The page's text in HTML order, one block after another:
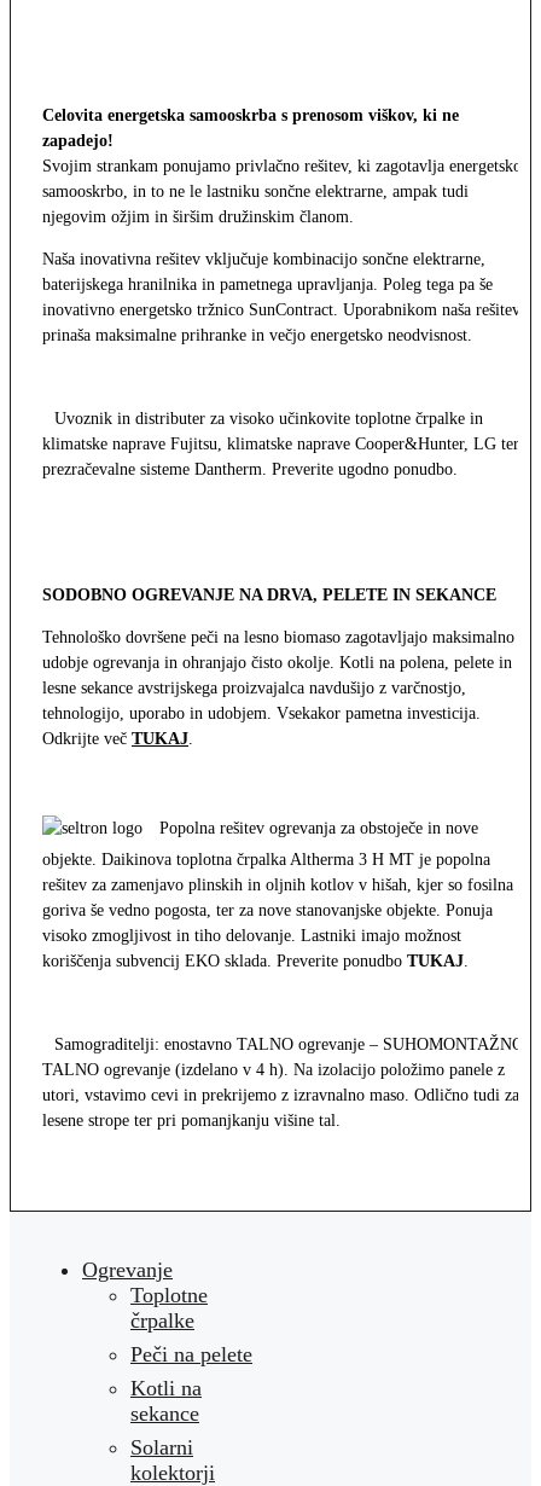
Celovita energetska samooskrba s prenosom viškov, ki ne
zapadejo!
Svojim strankam ponujamo privlačno rešitev, ki zagotavlja energetsko
samooskrbo, in to ne le lastniku sončne elektrarne, ampak tudi
njegovim ožjim in širšim družinskim članom.
Naša inovativna rešitev vključuje kombinacijo sončne elektrarne,
baterijskega hranilnika in pametnega upravljanja. Poleg tega pa še
inovativno energetsko tržnico SunContract. Uporabnikom naša rešitev
prinaša maksimalne prihranke in večjo energetsko neodvisnost.
Uvoznik in distributer za visoko učinkovite toplotne črpalke in
klimatske naprave Fujitsu, klimatske naprave Cooper&Hunter, LG ter
prezračevalne sisteme Dantherm. Preverite ugodno ponudbo.
SODOBNO OGREVANJE NA DRVA, PELETE IN SEKANCE
Tehnološko dovršene peči na lesno biomaso zagotavljajo maksimalno
udobje ogrevanja in ohranjajo čisto okolje. Kotli na polena, pelete in
lesne sekance avstrijskega proizvajalca navdušijo z varčnostjo,
tehnologijo, uporabo in udobjem. Vsekakor pametna investicija.
Odkrijte več TUKAJ
Popolna rešitev ogrevanja za obstoječe in nove
objekte. Daikinova toplotna črpalka Altherma 3 H MT je popolna
rešitev za zamenjavo plinskih in oljnih kotlov v hišah, kjer so fosilna
goriva še vedno pogosta, ter za nove stanovanjske objekte. Ponuja
visoko zmogljivost in tiho delovanje. Lastniki imajo možnost
koriščenja subvencij EKO sklada. Preverite ponudbo TUKAJ
Samograditelji: enostavno TALNO ogrevanje – SUHOMONTAŽNO
TALNO ogrevanje (izdelano v 4 h). Na izolacijo položimo panele z
utori, vstavimo cevi in prekrijemo z izravnalno maso. Odlično tudi za
lesene strope ter pri pomanjkanju višine tal.
Ogrevanje
Toplotne
črpalke
Peči na pelete
Kotli na
sekance
Solarni
kolektorji